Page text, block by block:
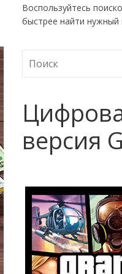
Воспользуйтесь
быстрее найти нужный
версия